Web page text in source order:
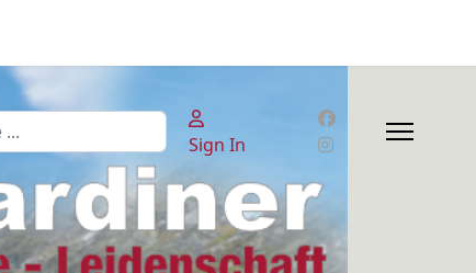
Sign In